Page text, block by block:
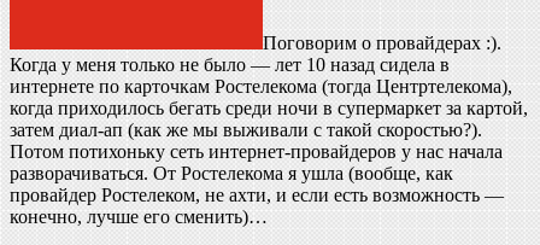
Поговорим о провайдерах :).
Когда у меня только не было — лет 10 назад сидела в
интернете по карточкам Ростелекома (тогда Центртелекома),
когда приходилось бегать среди ночи в супермаркет за картой,
затем диал-ап (как же мы выживали с такой скоростью?).
Потом потихоньку сеть интернет-провайдеров у нас начала
разворачиваться. От Ростелекома я ушла (вообще, как
провайдер Ростелеком, не ахти, и если есть возможность —
конечно, лучше его сменить)…